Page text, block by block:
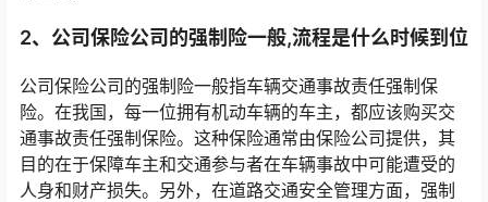
2、公司保险公司的强制险一般,流程是什么时候到位
公司保险公司的强制险一般指车辆交通事故责任强制保
险。在我国，每一位拥有机动车辆的车主，都应该购买交
通事故责任强制保险。这种保险通常由保险公司提供，其
目的在于保障车主和交通参与者在车辆事故中可能遭受的
人身和财产损失。另外，在道路交通安全管理方面，强制